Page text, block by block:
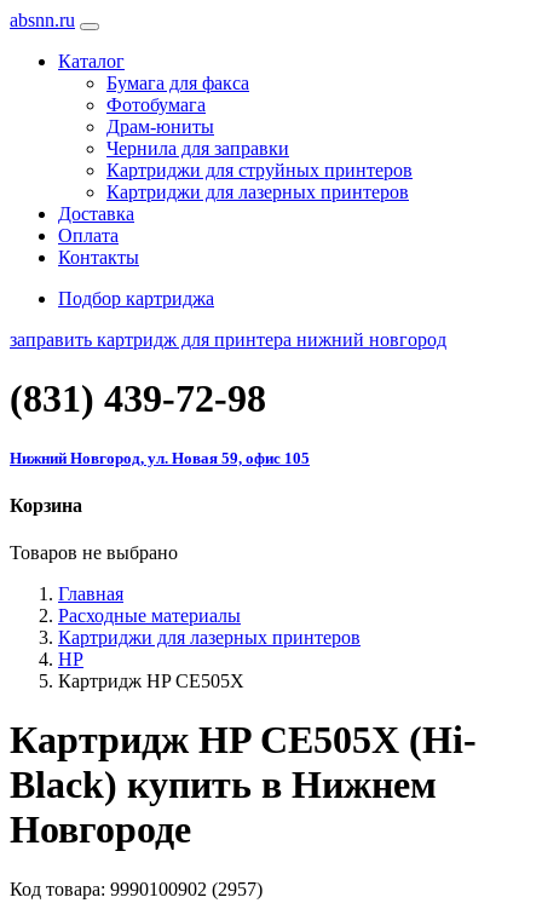
absnn.ru
Каталог
Бумага для факса
Фотобумага
Драм-юниты
Чернила для заправки
Картриджи для струйных принтеров
Картриджи для лазерных принтеров
Доставка
Оплата
Контакты
Подбор картриджа
заправить картридж для принтера нижний новгород
(831) 439-72-98
Нижний Новгород, ул. Новая 59, офис 105
Корзина
Товаров не выбрано
Главная
Расходные материалы
Картриджи для лазерных принтеров
HP
Картридж HP CE505X
Картридж HP CE505X (Hi-
Black) купить в Нижнем
Новгороде
Код товара: 9990100902 (2957)